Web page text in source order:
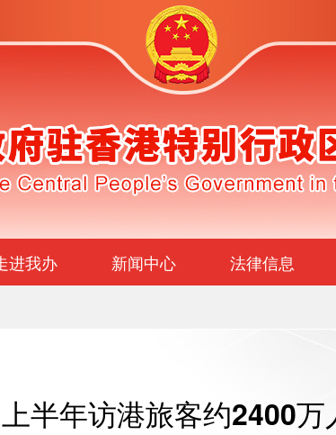
进我办 新闻中心 法律信息
半年访港旅客约2400